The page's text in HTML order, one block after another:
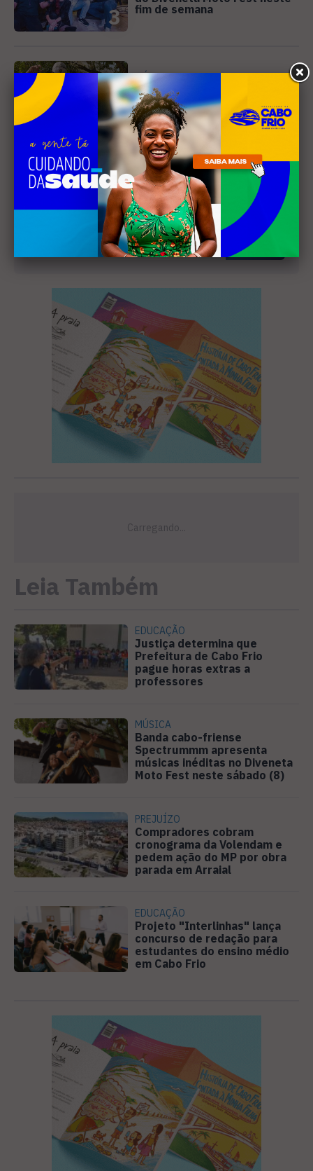
3
fim de semana
4
MÚSICA
Banda cabo-friense
Spectrummm apresenta
músicas inéditas no Diveneta
Moto Fest neste sábado (8)
Receba nossa
newsletter
Leia Também
EDUCAÇÃO
Justiça determina que
Prefeitura de Cabo Frio
pague horas extras a
professores
MÚSICA
Banda cabo-friense
Spectrummm apresenta
músicas inéditas no Diveneta
Moto Fest neste sábado (8)
PREJUÍZO
Compradores cobram
cronograma da Volendam e
pedem ação do MP por obra
parada em Arraial
EDUCAÇÃO
Projeto "Interlinhas" lança
concurso de redação para
estudantes do ensino médio
em Cabo Frio